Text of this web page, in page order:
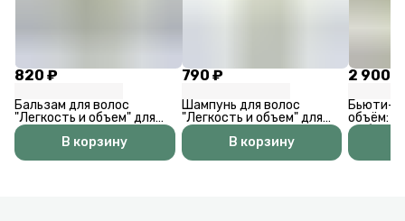
820 ₽
Бальзам для волос
"Легкость и объем" для
жирного типа волос
В корзину
790 ₽
Шампунь для волос
"Легкость и объем" для
жирного типа волос
В корзину
2 900 ₽
Бьюти-
объём:
и объём
Пилинг